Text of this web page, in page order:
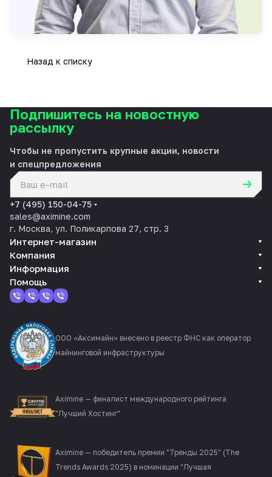
Назад к списку
Подпишитесь на новостную
рассылку
Чтобы не пропустить крупные акции, новости
и спецпредложения
+7 (495) 150-04-75
sales@aximine.com
г. Москва, ул. Поликарпова 27, стр. 3
Интернет-магазин
Компания
Информация
Помощь
ООО «Аксимайн» внесено в реестр ФНС как оператор
майнинговой инфраструктуры
Aximine — финалист международного рейтинга
"Лучший Хостинг"
Aximine — победитель премии "Тренды 2025" (The
Trends Awards 2025) в номинации “Лучшая